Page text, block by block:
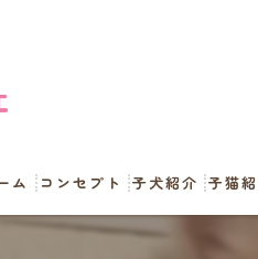
ム コンセプト 子犬紹介 子猫